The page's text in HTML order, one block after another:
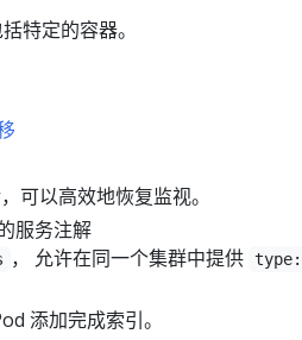
特定的容器。
可以高效地恢复监视。
服务注解
， 允许在同一个集群中提供 type:
添加完成索引。